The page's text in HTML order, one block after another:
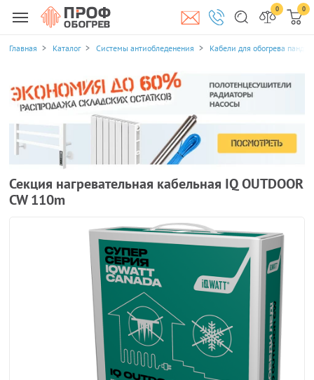
0 0
Главная Каталог Системы антиобледенения Кабели для обогрева
Секция нагревательная кабельная IQ OUTDOOR
CW 110m